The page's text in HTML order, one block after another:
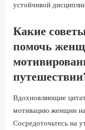
устойчивой
Какие
помочь
Вдохновляющие
мотивацию женщин
Сосредоточьтесь на